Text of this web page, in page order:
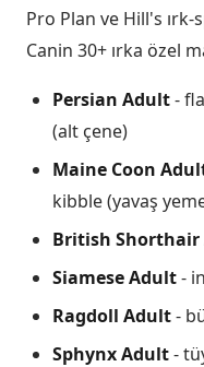
Pro Plan ve Hill's
Canin 30+ ırka özel
Persian Adult-
(alt çene)
Maine Coon
kibble (yavaş
British
Siamese Adult-
Ragdoll Adult-
Sphynx Adult-